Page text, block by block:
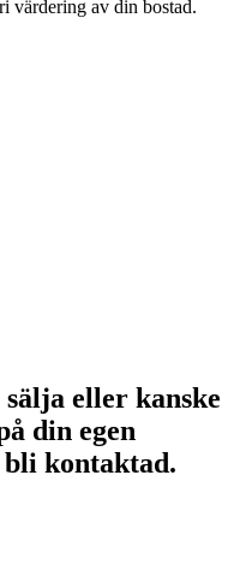
värdering av din bostad.
eller kanske
din egen
kontaktad.